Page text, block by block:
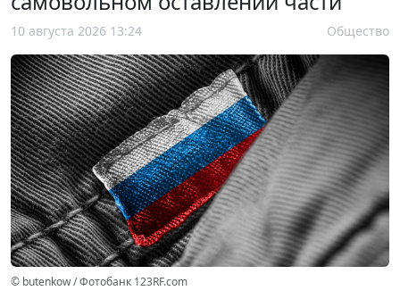
10 августа 2026 13:24 Общество
© butenkow / Фотобанк 123RF.com